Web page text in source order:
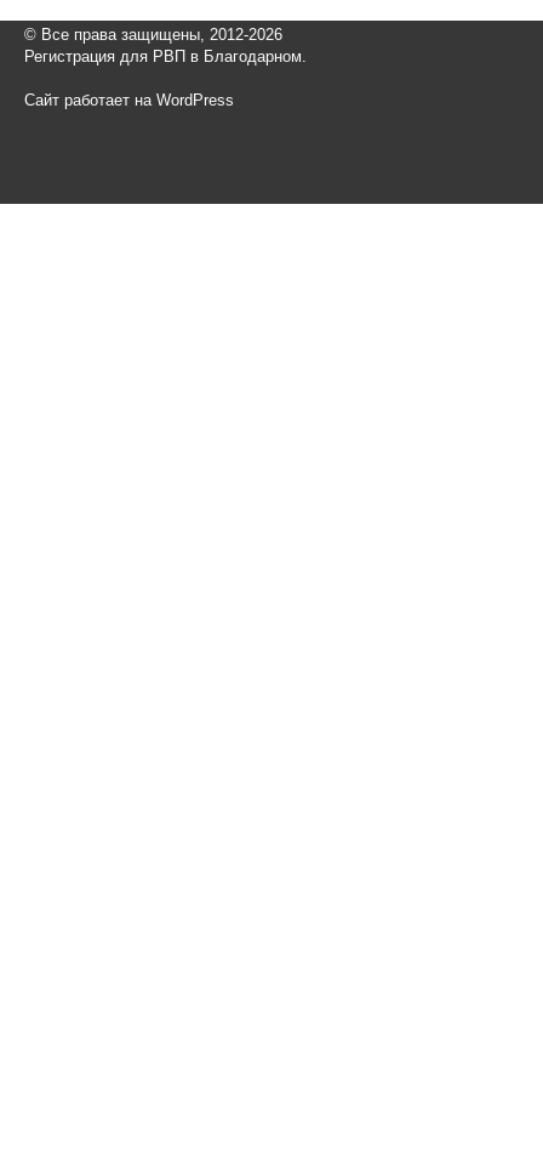
© Все права защищены, 2012-2026
Регистрация для РВП в Благодарном.
Сайт работает на WordPress